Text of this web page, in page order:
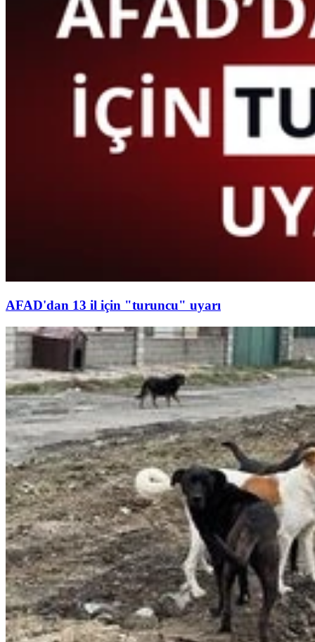
AFAD'dan 13 il için "turuncu" uyarı